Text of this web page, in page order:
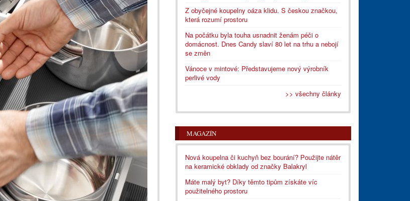
Z obyčejné koupelny oáza klidu. S českou značkou,
která rozumí prostoru
Na počátku byla touha usnadnit ženám péči o
domácnost. Dnes Candy slaví 80 let na trhu a nebojí
se změn
Vánoce v mintové: Představujeme nový výrobník
perlivé vody
>> všechny články
MAGAZÍN
Nová koupelna či kuchyň bez bourání? Použijte nátěr
na keramické obklady od značky Balakryl
Máte malý byt? Díky těmto tipům získáte víc
použitelného prostoru